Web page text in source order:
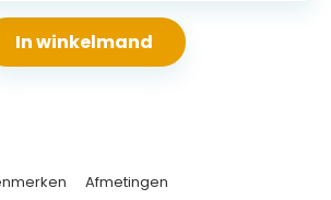
In winkelmand
Afmetingen